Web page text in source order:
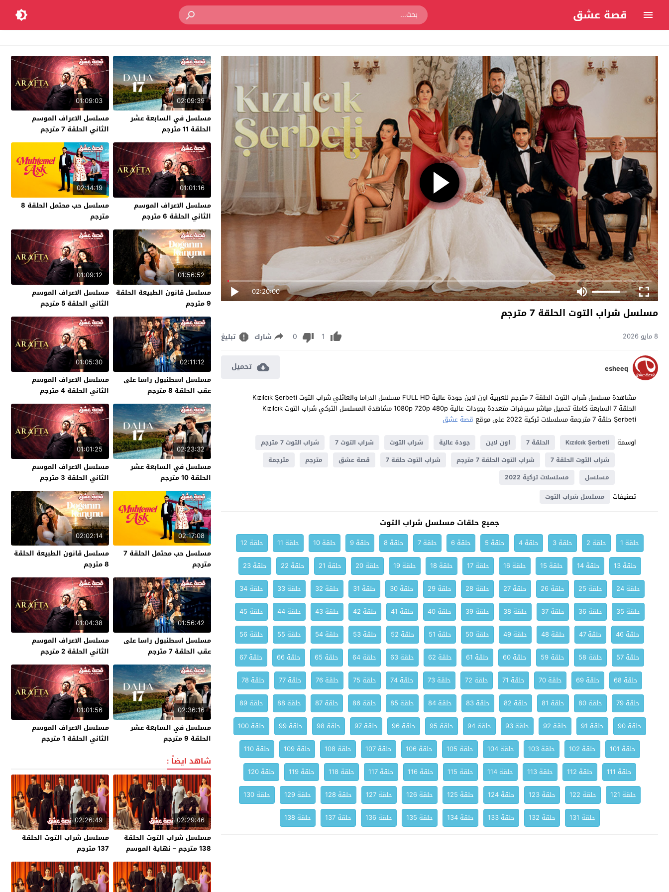
قصة عشق
02:20:00
مسلسل شراب التوت الحلقة 7 مترجم
8 مايو 2026 1
0 شارك تبليغ
esheeq تحميل
مشاهدة مسلسل شراب التوت الحلقة 7 مترجم للعربية اون لاين جودة عالية FULL HD مسلسل الدراما والعائلي شراب التوت Kızılcık Şerbeti
الحلقة 7 السابعة كاملة تحميل مباشر سيرفرات متعددة بجودات عالية 1080p 720p 480p مشاهدة المسلسل التركي شراب التوت Kızılcık
Şerbeti حلقة 7 مترجمة مسلسلات تركية 2022 على موقع
قصة عشق
اوسمة
Kızılcık Şerbeti الحلقة 7 اون لاين جودة عالية شراب التوت شراب التوت 7
شراب التوت 7 مترجم
شراب التوت الحلقة 7
شراب التوت الحلقة 7 مترجم شراب التوت حلقة 7 قصة عشق مترجم
مترجمة
مسلسل
مسلسلات تركية 2022
تصنيفات مسلسل شراب التوت
جميع حلقات مسلسل شراب التوت
حلقة 1 حلقة 2 حلقة 3 حلقة 4 حلقة 5 حلقة 6 حلقة 7 حلقة 8 حلقة 9 حلقة 10 حلقة 11
حلقة 12
حلقة 13
حلقة 14 حلقة 15 حلقة 16 حلقة 17 حلقة 18 حلقة 19 حلقة 20 حلقة 21 حلقة 22
حلقة 23
حلقة 24
حلقة 25 حلقة 26 حلقة 27 حلقة 28 حلقة 29 حلقة 30 حلقة 31 حلقة 32 حلقة 33
حلقة 34
حلقة 35
حلقة 36 حلقة 37 حلقة 38 حلقة 39 حلقة 40 حلقة 41 حلقة 42 حلقة 43 حلقة 44
حلقة 45
حلقة 46
حلقة 47 حلقة 48 حلقة 49 حلقة 50 حلقة 51 حلقة 52 حلقة 53 حلقة 54 حلقة 55
حلقة 56
حلقة 57
حلقة 58 حلقة 59 حلقة 60 حلقة 61 حلقة 62 حلقة 63 حلقة 64 حلقة 65 حلقة 66
حلقة 67
حلقة 68
حلقة 69 حلقة 70 حلقة 71 حلقة 72 حلقة 73 حلقة 74 حلقة 75 حلقة 76 حلقة 77
حلقة 78
حلقة 79
حلقة 80 حلقة 81 حلقة 82 حلقة 83 حلقة 84 حلقة 85 حلقة 86 حلقة 87 حلقة 88
حلقة 89
حلقة 90
حلقة 91 حلقة 92 حلقة 93 حلقة 94 حلقة 95 حلقة 96 حلقة 97 حلقة 98 حلقة 99
حلقة 100
حلقة 101
حلقة 102 حلقة 103 حلقة 104 حلقة 105 حلقة 106 حلقة 107 حلقة 108 حلقة 109
حلقة 110
حلقة 111
حلقة 112 حلقة 113 حلقة 114 حلقة 115 حلقة 116 حلقة 117 حلقة 118 حلقة 119
حلقة 120
حلقة 121
حلقة 122 حلقة 123 حلقة 124 حلقة 125 حلقة 126 حلقة 127 حلقة 128 حلقة 129
حلقة 130
حلقة 131
حلقة 132 حلقة 133 حلقة 134 حلقة 135 حلقة 136 حلقة 137 حلقة 138
02:09:39
مسلسل في السابعة عشر
الحلقة 11 مترجم
01:09:03
مسلسل الاعراف الموسم
الثاني الحلقة 7 مترجم
01:01:16
مسلسل الاعراف الموسم
الثاني الحلقة 6 مترجم
02:14:19
مسلسل حب محتمل الحلقة 8
مترجم
01:56:52
مسلسل قانون الطبيعة الحلقة
9 مترجم
01:09:12
مسلسل الاعراف الموسم
الثاني الحلقة 5 مترجم
02:11:12
مسلسل اسطنبول راسا على
عقب الحلقة 8 مترجم
01:05:30
مسلسل الاعراف الموسم
الثاني الحلقة 4 مترجم
02:23:32
مسلسل في السابعة عشر
الحلقة 10 مترجم
01:01:25
مسلسل الاعراف الموسم
الثاني الحلقة 3 مترجم
02:17:08
مسلسل حب محتمل الحلقة 7
مترجم
02:02:14
مسلسل قانون الطبيعة الحلقة
8 مترجم
01:56:42
مسلسل اسطنبول راسا على
عقب الحلقة 7 مترجم
01:04:38
مسلسل الاعراف الموسم
الثاني الحلقة 2 مترجم
02:36:16
مسلسل في السابعة عشر
الحلقة 9 مترجم
01:01:56
مسلسل الاعراف الموسم
الثاني الحلقة 1 مترجم
شاهد ايضاً :
02:29:46
مسلسل شراب التوت الحلقة
138 مترجم – نهاية الموسم
02:26:49
مسلسل شراب التوت الحلقة
137 مترجم